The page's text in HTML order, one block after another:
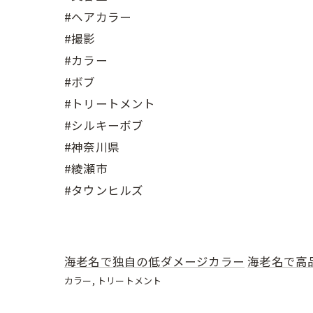
#ヘアカラー
#撮影
#カラー
#ボブ
#トリートメント
#シルキーボブ
#神奈川県
#綾瀬市
#タウンヒルズ
海老名で独自の低ダメージカラー 海老名で高
カラー トリートメント